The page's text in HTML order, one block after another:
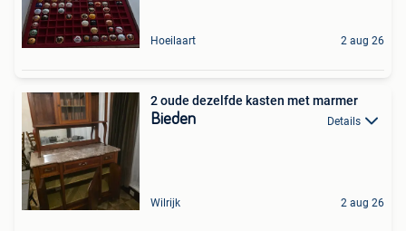
Hoeilaart 2 aug 26
2 oude dezelfde kasten met marmer
Bieden Details
Wilrijk 2 aug 26